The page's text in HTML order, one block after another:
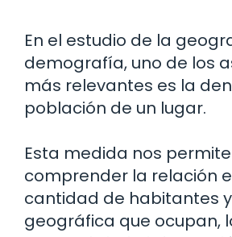
En el estudio de la
demografía, uno de los
más relevantes es la
población de un lugar.
Esta medida nos permite
comprender la relación
cantidad de habitantes
geográfica que ocupan,